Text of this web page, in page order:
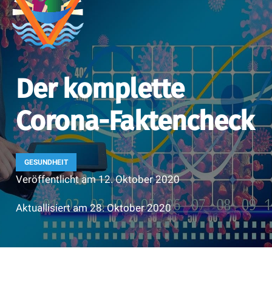
Der komplette
Corona-Faktencheck
GESUNDHEIT
Veröffentlicht am12. Oktober 2020
Aktuallisiert am28. Oktober 2020